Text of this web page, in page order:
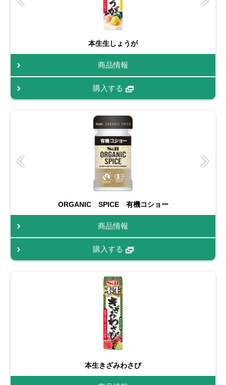
本生生しょうが
商品情報
購入する
ORGANIC SPICE 有機コショー
商品情報
購入する
本生きざみわさび